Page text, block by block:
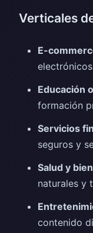
Verticales
E-
Educación
formación
Servicios
seguros y
Salud y
naturales y
contenido